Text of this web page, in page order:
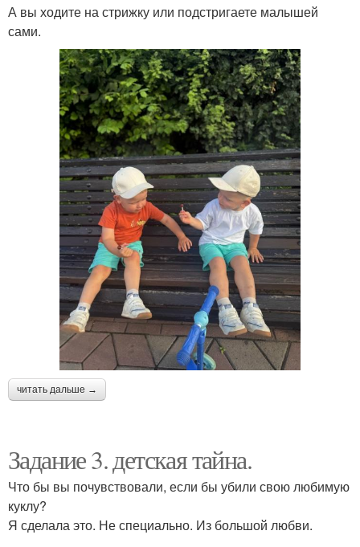
А вы ходите на стрижку или подстригаете малышей
сами.
читать дальше →
Задание 3. детская тайна.
Что бы вы почувствовали, если бы убили свою любимую
куклу?
Я сделала это. Не специально. Из большой любви.